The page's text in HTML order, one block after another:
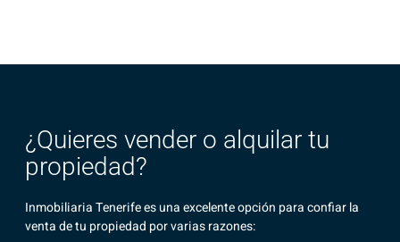
¿Quieres vender o alquilar tu
propiedad?
Inmobiliaria Tenerife es una excelente opción para confiar la
venta de tu propiedad por varias razones: